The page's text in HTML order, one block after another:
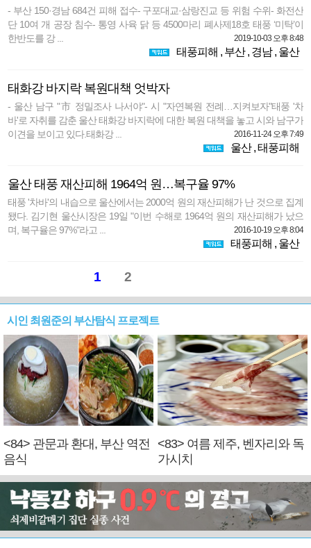
- 부산 150·경남 684건 피해 접수- 구포대교·삼랑진교 등 위험 수위- 화전산
단 10여 개 공장 침수- 통영 사육 닭 등 4500마리 폐사제18호 태풍 ‘미탁’이
한반도를 강 ...
2019-10-03 오후 8:48
태풍피해 , 부산, 경남, 울산
태화강 바지락 복원대책 엇박자
- 울산 남구 "市 정밀조사 나서야"- 시 "자연복원 전례…지켜보자"태풍 '차
바'로 자취를 감춘 울산 태화강 바지락에 대한 복원 대책을 놓고 시와 남구가
이견을 보이고 있다.태화강 ...
2016-11-24 오후 7:49
울산,태풍피해
울산 태풍 재산피해 1964억 원…복구율 97%
태풍 '차바'의 내습으로 울산에서는 2000억 원의 재산피해가 난 것으로 집계
됐다. 김기현 울산시장은 19일 "이번 수해로 1964억 원의 재산피해가 났으
며, 복구율은 97%"라고 ...
2016-10-19 오후 8:04
태풍피해 , 울산
1 2
시인 최원준의 부산탐식 프로젝트
<84> 관문과 환대, 부산 역전
음식
<83> 여름 제주, 벤자리와 독
가시치